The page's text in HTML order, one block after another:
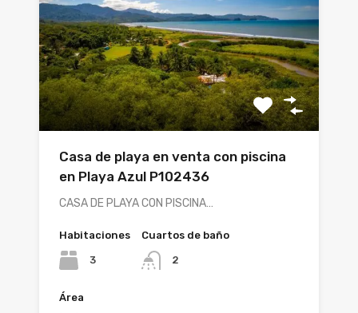
Casa de playa en venta con piscina
en Playa Azul P102436
CASA DE PLAYA CON PISCINA…
Habitaciones
3
Cuartos de baño
2
Área